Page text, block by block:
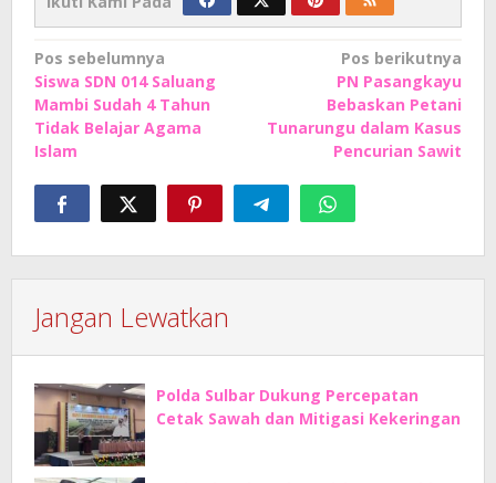
Navigasi
pos
Pos sebelumnya
Siswa SDN 014 Saluang
Mambi Sudah 4 Tahun
Tidak Belajar Agama
Islam
Pos berikutnya
PN Pasangkayu
Bebaskan Petani
Tunarungu dalam Kasus
Pencurian Sawit
Jangan Lewatkan
Polda Sulbar Dukung Percepatan
Cetak Sawah dan Mitigasi Kekeringan